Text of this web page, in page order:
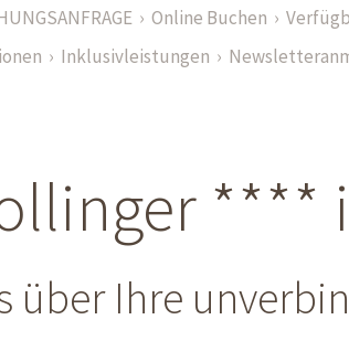
Online Buchen
Inklusivleistungen
****
über Ihre